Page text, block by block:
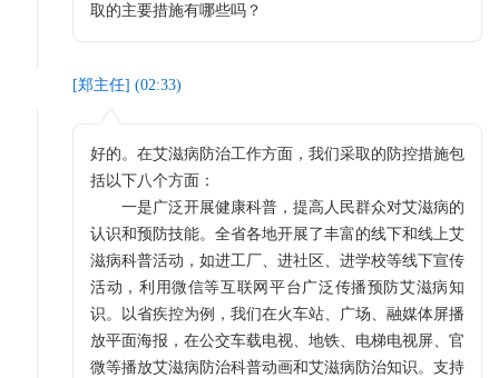
取的主要措施有哪些吗？
[郑主任] (02:33)
好的。在艾滋病防治工作方面，我们采取的防控措施包
括以下八个方面：
一是广泛开展健康科普，提高人民群众对艾滋病的
认识和预防技能。全省各地开展了丰富的线下和线上艾
滋病科普活动，如进工厂、进社区、进学校等线下宣传
活动，利用微信等互联网平台广泛传播预防艾滋病知
识。以省疾控为例，我们在火车站、广场、融媒体屏播
放平面海报，在公交车载电视、地铁、电梯电视屏、官
微等播放艾滋病防治科普动画和艾滋病防治知识。支持